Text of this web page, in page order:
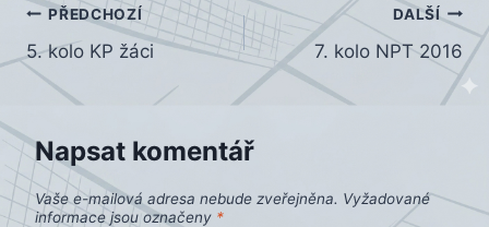
Navigace
pro
příspěvek
PŘEDCHOZÍ
5. kolo KP žáci
DALŠÍ
7. kolo NPT 2016
Napsat komentář
Vaše e-mailová adresa nebude zveřejněna. Vyžadované
informace jsou označeny *